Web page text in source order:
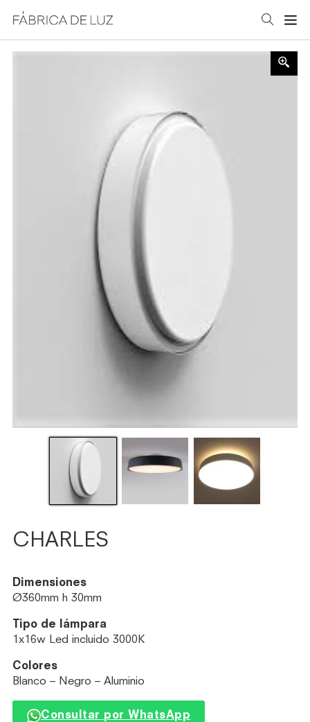
CHARLES
Dimensiones
Ø360mm h 30mm
Tipo de lámpara
1x16w Led incluido 3000K
Colores
Blanco – Negro – Aluminio
Consultar por WhatsApp